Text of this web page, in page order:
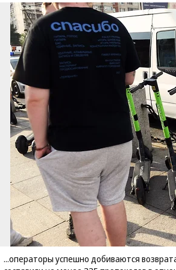
...операторы успешно добиваются